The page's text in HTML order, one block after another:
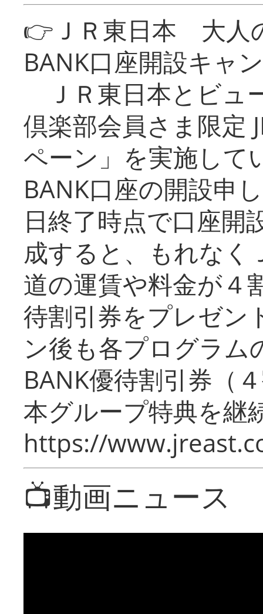
👉ＪＲ東日本 大人
BANK口座開設キャ
ＪＲ東日本とビュ
倶楽部会員さま限定
ペーン」を実施して
BANK口座の開設申
日終了時点で口座開
成すると、もれなく
道の運賃や料金が４
待割引券をプレゼン
ン後も各プログラム
BANK優待割引券（
本グループ特典を継
https://
📺動画ニュース